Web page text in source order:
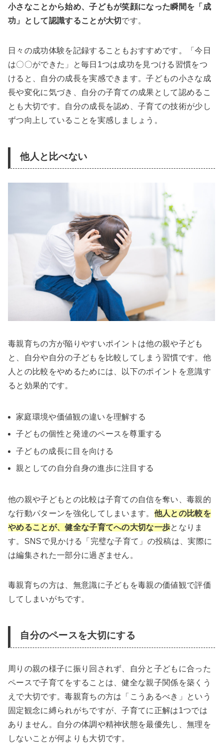
小さなことから始め、子どもが笑顔になった瞬間を「成
功」として認識することが大切 です。
日々の成功体験を記録することもおすすめです。「今日
は〇〇ができた」と毎日1つは成功を見つける習慣をつ
けると、自分の成長を実感できます。子どもの小さな成
長や変化に気づき、自分の子育ての成果として認めるこ
とも大切です。自分の成長を認め、子育ての技術が少し
ずつ向上していることを実感しましょう。
他人と比べない
毒親育ちの方が陥りやすいポイントは他の親や子ども
と、自分や自分の子どもを比較してしまう習慣です。他
人との比較をやめるためには、以下のポイントを意識す
ると効果的です。
家庭環境や価値観の違いを理解する
子どもの個性と発達のペースを尊重する
子どもの成長に目を向ける
親としての自分自身の進歩に注目する
他の親や子どもとの比較は子育ての自信を奪い、毒親的
な行動パターンを強化してしまいます。 他人との比較を
やめることが、健全な子育てへの大切な一歩となりま
す。SNSで見かける「完璧な子育て」の投稿は、実際に
は編集された一部分に過ぎません。
毒親育ちの方は、無意識に子どもを毒親の価値観で評価
してしまいがちです。
自分のペースを大切にする
周りの親の様子に振り回されず、自分と子どもに合った
ペースで子育てをすることは、健全な親子関係を築くう
えで大切です。毒親育ちの方は「こうあるべき」という
固定観念に縛られがちですが、子育てに正解は1つでは
ありません。自分の体調や精神状態を最優先し、無理を
しないことが何よりも大切です。